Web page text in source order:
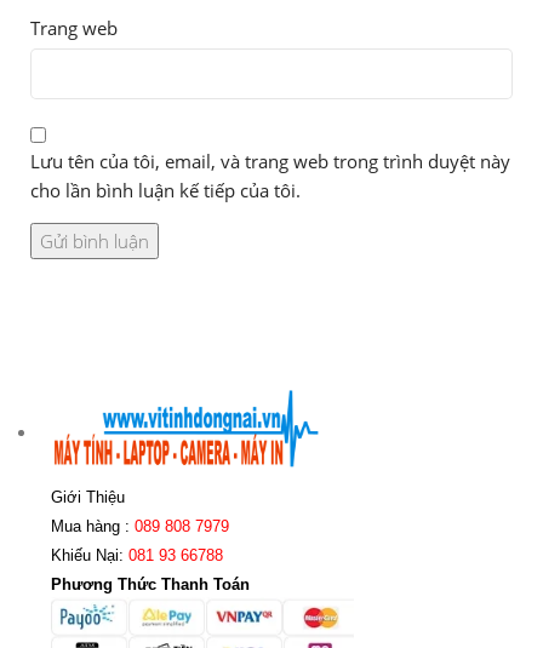
Trang web
Lưu tên của tôi, email, và trang web trong trình duyệt này
cho lần bình luận kế tiếp của tôi.
Giới Thiệu
Mua hàng : 089 808 7979
Khiếu Nại: 081 93 66788
Phương Thức Thanh Toán